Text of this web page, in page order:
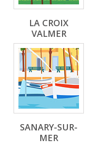
LA CROIX
VALMER
SANARY-SUR-
MER